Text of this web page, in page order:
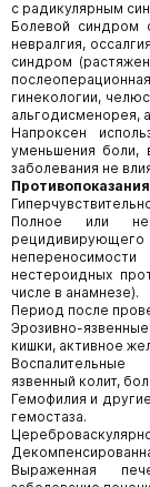
с радикулярным
Болевой синдром
невралгия,
синдром
гинекологии,
альгодисменорея,
Напроксен
уменьшения боли,
заболевания не
Противопоказания
Полное или
нестероидных
числе в анамнезе).
Период после
Эрозивно-
кишки, активное
Воспалительные
язвенный колит,
Гемофилия и
гемостаза.
Выраженная